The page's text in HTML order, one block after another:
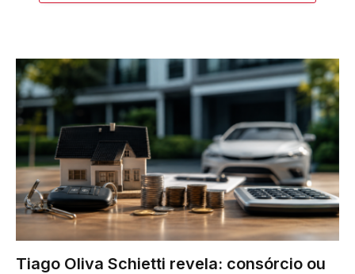
Tiago Oliva Schietti revela: consórcio ou